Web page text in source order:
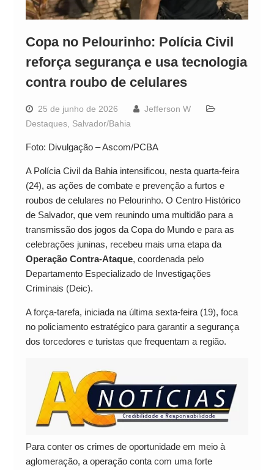
Copa no Pelourinho: Polícia Civil
reforça segurança e usa tecnologia
contra roubo de celulares
25 de junho de 2026
Jefferson W
Destaques, Salvador/Bahia
Foto: Divulgação – Ascom/PCBA
A Polícia Civil da Bahia intensificou, nesta quarta-feira
(24), as ações de combate e prevenção a furtos e
roubos de celulares no Pelourinho. O Centro Histórico
de Salvador, que vem reunindo uma multidão para a
transmissão dos jogos da Copa do Mundo e para as
celebrações juninas, recebeu mais uma etapa da
Operação Contra-Ataque, coordenada pelo
Departamento Especializado de Investigações
Criminais (Deic).
A força-tarefa, iniciada na última sexta-feira (19), foca
no policiamento estratégico para garantir a segurança
dos torcedores e turistas que frequentam a região.
Para conter os crimes de oportunidade em meio à
aglomeração, a operação conta com uma forte